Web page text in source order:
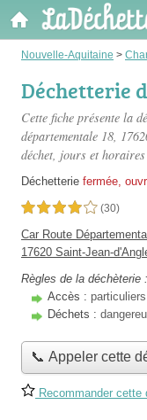
Nouvelle-Aquitaine >
Déchetterie
Cette fiche présente la
départementale 18,
déchet, jours et horaires
Déchetterie fermée,
4,0 étoiles sur 5 (30)
Car Route
17620 Saint-Jean-
Règles de la déchèterie :
Accès :
Déchets :
📞 Appeler cette
Recommander cette